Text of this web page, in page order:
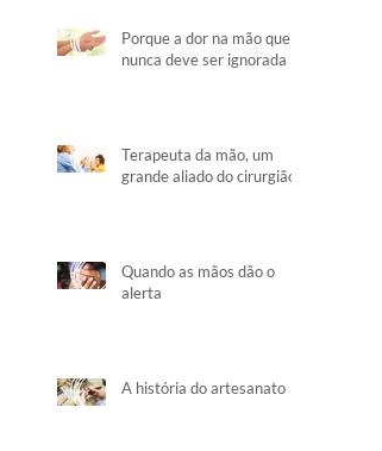
Porque a dor na mão que
nunca deve ser ignorada
Terapeuta da mão, um
grande aliado do cirurgião
Quando as mãos dão o
alerta
A história do artesanato